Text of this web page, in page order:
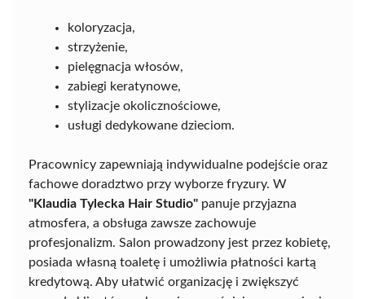
koloryzacja,
strzyżenie,
pielęgnacja włosów,
zabiegi keratynowe,
stylizacje okolicznościowe,
usługi dedykowane dzieciom.
Pracownicy zapewniają indywidualne podejście oraz
fachowe doradztwo przy wyborze fryzury. W
"Klaudia Tylecka Hair Studio" panuje przyjazna
atmosfera, a obsługa zawsze zachowuje
profesjonalizm. Salon prowadzony jest przez kobietę,
posiada własną toaletę i umożliwia płatności kartą
kredytową. Aby ułatwić organizację i zwiększyć